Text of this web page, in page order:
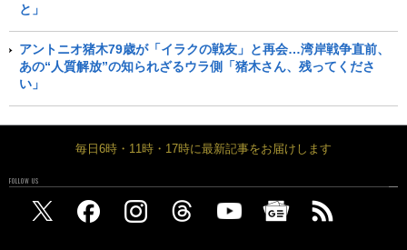
と」
アントニオ猪木79歳が「イラクの戦友」と再会…湾岸戦争直前、
あの“人質解放”の知られざるウラ側「猪木さん、残ってくださ
い」
毎日6時・11時・17時に最新記事をお届けします
FOLLOW US